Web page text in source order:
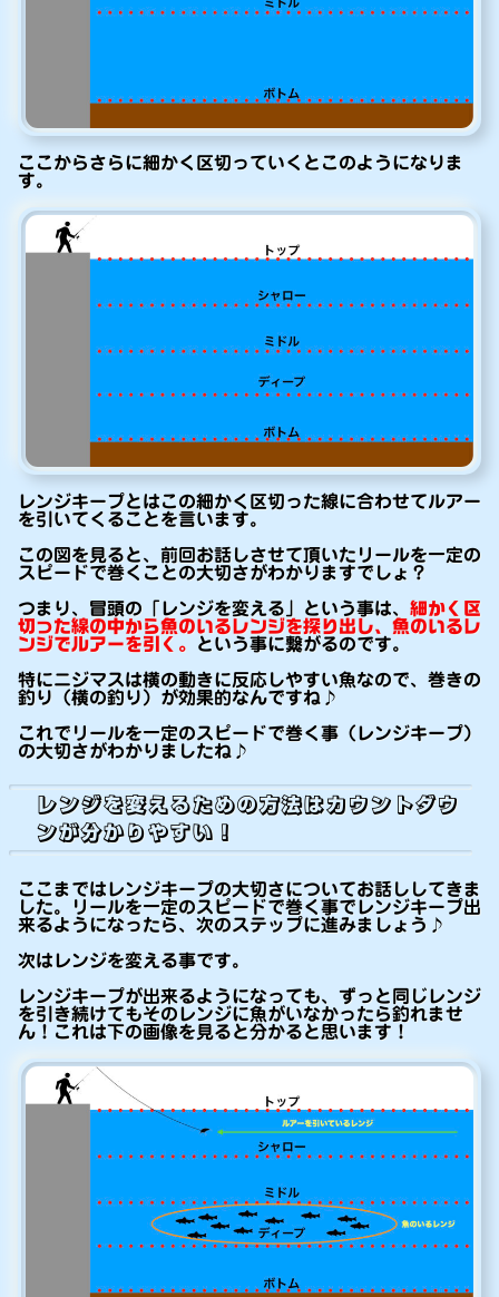
ここからさらに細かく区切っていくとこのようになりま
す。
レンジキープとはこの細かく区切った線に合わせてルアー
を引いてくることを言います。
この図を見ると、前回お話しさせて頂いたリールを一定の
スピードで巻くことの大切さがわかりますでしょ？
つまり、冒頭の「レンジを変える」という事は、 細かく区
切った線の中から魚のいるレンジを探り出し、魚のいるレ
ンジでルアーを引く。
という事に繋がるのです。
特にニジマスは横の動きに反応しやすい魚なので、巻きの
釣り（横の釣り）が効果的なんですね♪
これでリールを一定のスピードで巻く事（レンジキープ）
の大切さがわかりましたね♪
レンジを変えるための方法はカウントダウ
ンが分かりやすい！
ここまではレンジキープの大切さについてお話ししてきま
した。リールを一定のスピードで巻く事でレンジキープ出
来るようになったら、次のステップに進みましょう♪
次はレンジを変える事です。
レンジキープが出来るようになっても、ずっと同じレンジ
を引き続けてもそのレンジに魚がいなかったら釣れませ
ん！これは下の画像を見ると分かると思います！